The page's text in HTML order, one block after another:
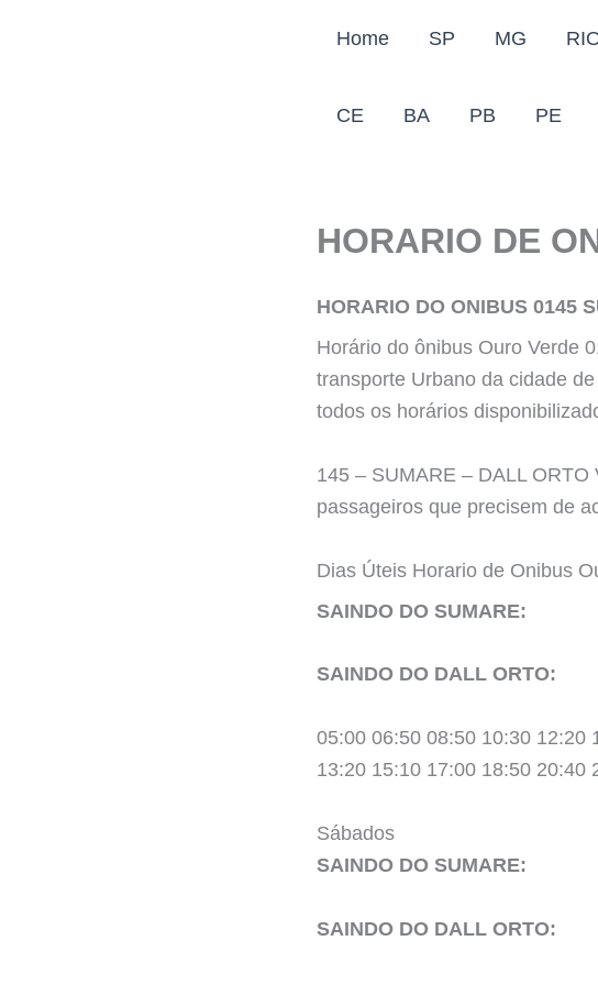
Home SP MG
CE BA PB PE
HORARIO DE
HORARIO DO ONIBUS 0145
Horário do ônibus Ouro Verde
transporte Urbano da cidade
todos os horários
145 – SUMARE – DALL
passageiros que precisem de
Dias Úteis Horario de Onibus
SAINDO DO SUMARE:
SAINDO DO DALL ORTO:
05:00 06:50 08:50 10:30 12:20
13:20 15:10 17:00 18:50 20:40
Sábados
SAINDO DO SUMARE:
SAINDO DO DALL ORTO: